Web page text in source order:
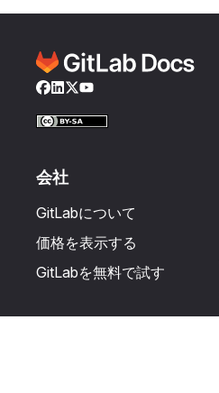
Facebook
LinkedIn
Twitter
YouTube
会社
GitLabについて
価格を表示する
GitLabを無料で試す